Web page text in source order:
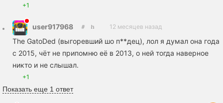
+1
user917968 12 месяцев назад
The GatoDed (выгоревший шо п**дец), лол я думал она года
с 2015, чёт не припомню её в 2013, о ней тогда наверное
никто и не слышал.
+1
Показать еще 1 ответ